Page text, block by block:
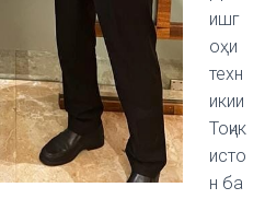
ишг
оҳи
техн
икии
Тоҷик
исто
н ба